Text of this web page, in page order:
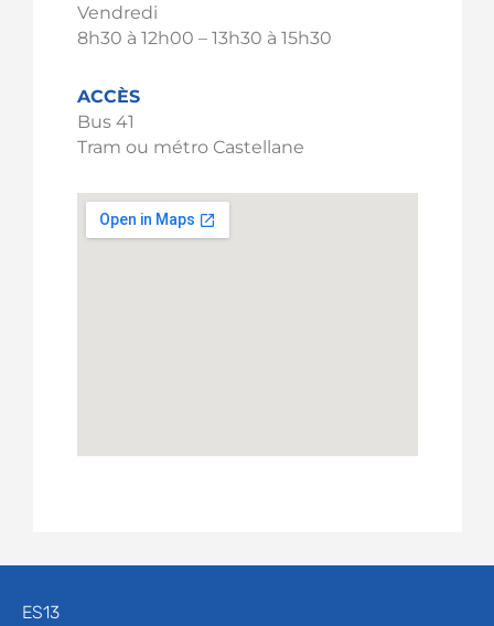
Vendredi
8h30 à 12h00 – 13h30 à 15h30
ACCÈS
Bus 41
Tram ou métro Castellane
ES13